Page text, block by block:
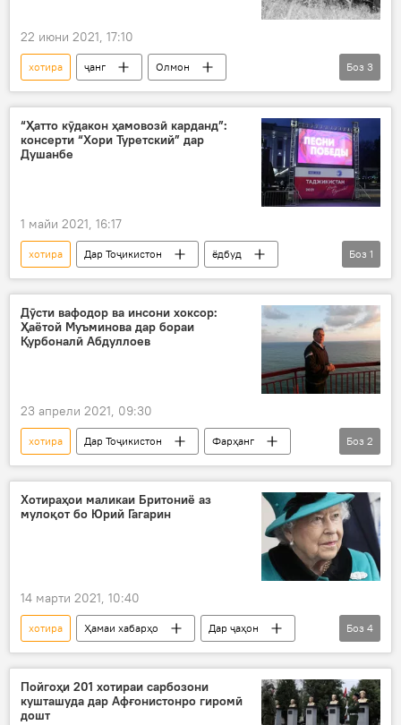
22 июни 2021, 17:10
хотира ҷанг
Олмон
Артиши сурх
ҶБВ
ИҶШС
Дар Русия
Боз 3
“Ҳатто кӯдакон ҳамовозӣ карданд”:
консерти “Хори Туретский” дар
Душанбе
1 майи 2021, 16:17
хотира Дар Тоҷикистон
ёдбуд
Дар Русия
Боз 1
Дӯсти вафодор ва инсони хоксор:
Ҳаётой Муъминова дар бораи
Қурбоналӣ Абдуллоев
23 апрели 2021, 09:30
хотира Дар Тоҷикистон
Фарҳанг
даргузашт
ҳунарманд
Боз 2
Хотираҳои маликаи Бритониё аз
мулоқот бо Юрий Гагарин
14 марти 2021, 10:40
хотира Ҳамаи хабарҳо
Дар ҷаҳон
Бритониёи Кабир
Юрий Гагарин
кайҳон
кайҳоннавардӣ
Боз 4
Пойгоҳи 201 хотираи сарбозони
кушташуда дар Афғонистонро гиромӣ
дошт